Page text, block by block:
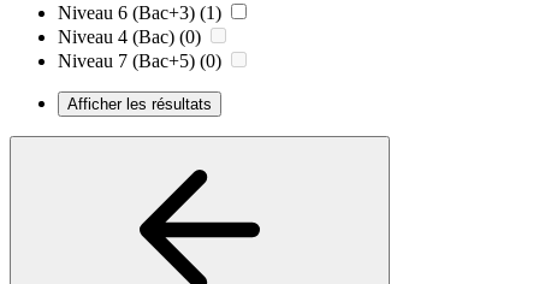
Niveau 6 (Bac+3) (1)
Niveau 4 (Bac) (0)
Niveau 7 (Bac+5) (0)
Afficher les résultats